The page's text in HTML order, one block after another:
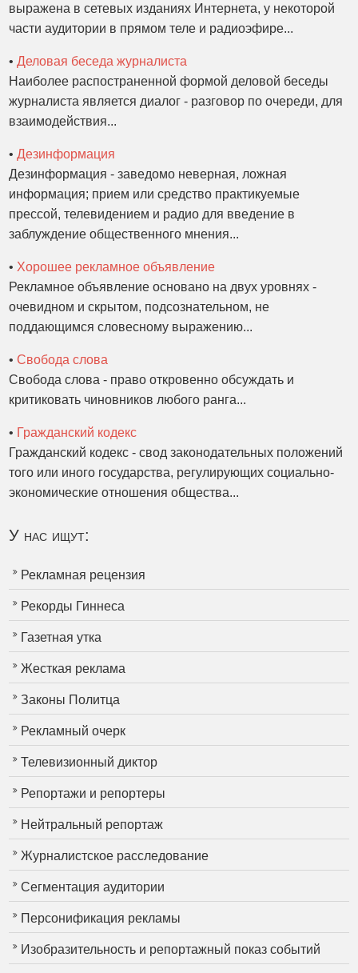
выражена в сетевых изданиях Интернета, у некоторой
части аудитории в прямом теле и радиоэфире...
•Деловая беседа журналиста
Наиболее распостраненной формой деловой беседы
журналиста является диалог - разговор по очереди, для
взаимодействия...
•Дезинформация
Дезинформация - заведомо неверная, ложная
информация; прием или средство практикуемые
прессой, телевидением и радио для введение в
заблуждение общественного мнения...
• Хорошее рекламное объявление
Рекламное объявление основано на двух уровнях -
очевидном и скрытом, подсознательном, не
поддающимся словесному выражению...
•Свобода слова
Свобода слова - право откровенно обсуждать и
критиковать чиновников любого ранга...
• Гражданский кодекс
Гражданский кодекс - свод законодательных положений
того или иного государства, регулирующих социально-
экономические отношения общества...
У нас ищут:
Рекламная рецензия
Рекорды Гиннеса
Газетная утка
Жесткая реклама
Законы Политца
Рекламный очерк
Телевизионный диктор
Репортажи и репортеры
Нейтральный репортаж
Журналистское расследование
Сегментация аудитории
Персонификация рекламы
Изобразительность и репортажный показ событий